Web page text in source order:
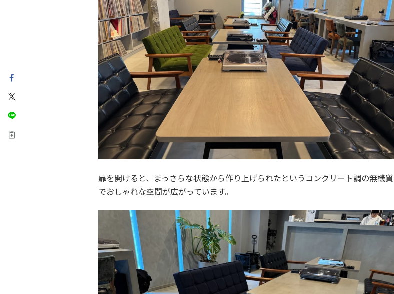
扉を開けると、まっさらな状態から作り上げられたというコンクリート調の無機質
でおしゃれな空間が広がっています。